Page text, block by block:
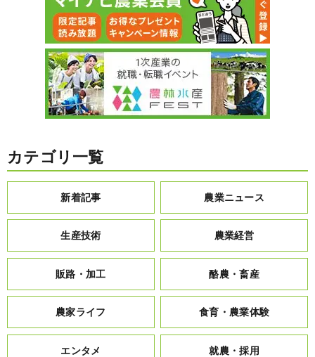
カテゴリ一覧
新着記事 農業ニュース
生産技術 農業経営
販路・加工 酪農・畜産
農家ライフ 食育・農業体験
エンタメ 就農・採用